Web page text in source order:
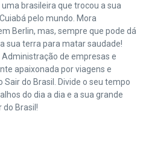
uma brasileira que trocou a sua
pelo mundo. Mora
Berlin, mas, sempre que pode dá
sua terra para matar saudade!
Administração de empresas e
apaixonada por viagens e
Sair do Brasil. Divide o seu tempo
do dia a dia e a sua grande
do Brasil!